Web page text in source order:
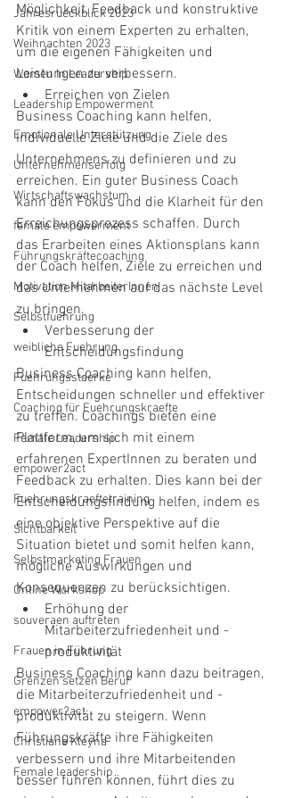
Jahresrueckblick 2023
Weihnachten 2023
Women In Leadership
Leadership Empowerment
Emotionale Unterstützung
Unternehmenserfolg
Wirtschaftswachstum
female empowerment
Führungskräftecoaching
Motivation MitarbeiterInnen
Selbstfuehrung
weibliche Fuehrung
Fuehrungsstaerke
Coaching für Fuehrungskraefte
Female Leadership
empower2act
Fuehrungskraeftetraining
Sichtbarkeit
Selbstmarketing Frauen
Online Workshop
souveraen auftreten
Frauen in Führung
Grenzen setzen Beruf
empower2act
Christiane Kleyna
Female leadership
Möglichkeit, Feedback und konstruktive
Kritik von einem Experten zu erhalten,
um die eigenen Fähigkeiten und
Leistungen zu verbessern.
Erreichen von Zielen
Business Coaching kann helfen,
individuelle Ziele und die Ziele des
Unternehmens zu definieren und zu
erreichen. Ein guter Business Coach
kann den Fokus und die Klarheit für den
Erreichungsprozess schaffen. Durch
das Erarbeiten eines Aktionsplans kann
der Coach helfen, Ziele zu erreichen und
das Unternehmen auf das nächste Level
zu bringen.
Verbesserung der
Entscheidungsfindung
Business Coaching kann helfen,
Entscheidungen schneller und effektiver
zu treffen. Coachings bieten eine
Plattform, um sich mit einem
erfahrenen ExpertInnen zu beraten und
Feedback zu erhalten. Dies kann bei der
Entscheidungsfindung helfen, indem es
eine objektive Perspektive auf die
Situation bietet und somit helfen kann,
mögliche Auswirkungen und
Konsequenzen zu berücksichtigen.
Erhöhung der
Mitarbeiterzufriedenheit und -
produktivität
Business Coaching kann dazu beitragen,
die Mitarbeiterzufriedenheit und -
produktivität zu steigern. Wenn
Führungskräfte ihre Fähigkeiten
verbessern und ihre Mitarbeitenden
besser führen können, führt dies zu